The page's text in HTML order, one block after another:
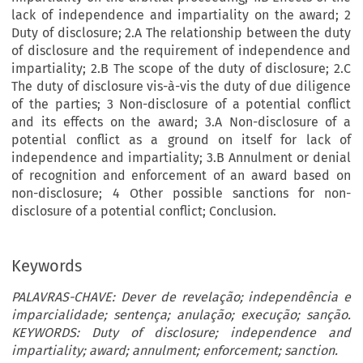
lack of independence and impartiality on the award; 2
Duty of disclosure; 2.A The relationship between the duty
of disclosure and the requirement of independence and
impartiality; 2.B The scope of the duty of disclosure; 2.C
The duty of disclosure vis-à-vis the duty of due diligence
of the parties; 3 Non-disclosure of a potential conflict
and its effects on the award; 3.A Non-disclosure of a
potential conflict as a ground on itself for lack of
independence and impartiality; 3.B Annulment or denial
of recognition and enforcement of an award based on
non-disclosure; 4 Other possible sanctions for non-
disclosure of a potential conflict; Conclusion.
Keywords
PALAVRAS-CHAVE: Dever de revelação; independência e
imparcialidade; sentença; anulação; execução; sanção.
KEYWORDS: Duty of disclosure; independence and
impartiality; award; annulment; enforcement; sanction.